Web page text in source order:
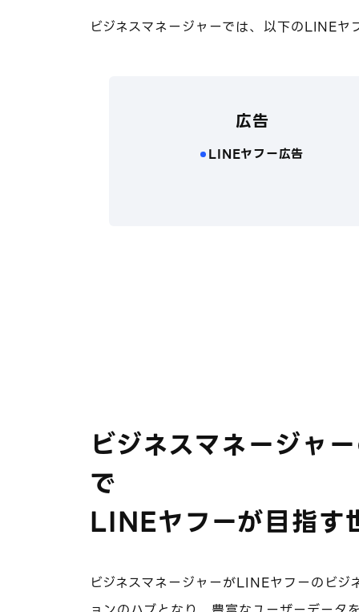
ビジネスマネージャーでは、以下のLINE
広告
LINEヤフー広告
ビジネスマネージャ
で
LINEヤフーが目指す
ビジネスマネージャーがLINEヤフーのビジ